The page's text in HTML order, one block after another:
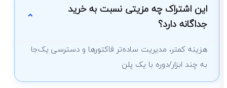
این اشتراک چه مزیتی نسبت به خرید
جداگانه دارد؟
هزینه کمتر، مدیریت ساده‌تر فاکتورها و دسترسی یک‌جا
به چند ابزار/دوره با یک پلن